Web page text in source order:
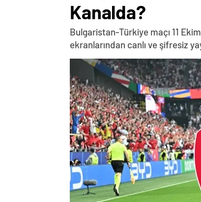
Kanalda?
Bulgaristan-Türkiye maçı 11
ekranlarından canlı ve şifresiz